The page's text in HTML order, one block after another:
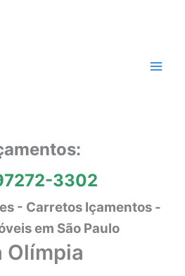
3302
- Carretos Içamentos -
em São Paulo
Olímpia